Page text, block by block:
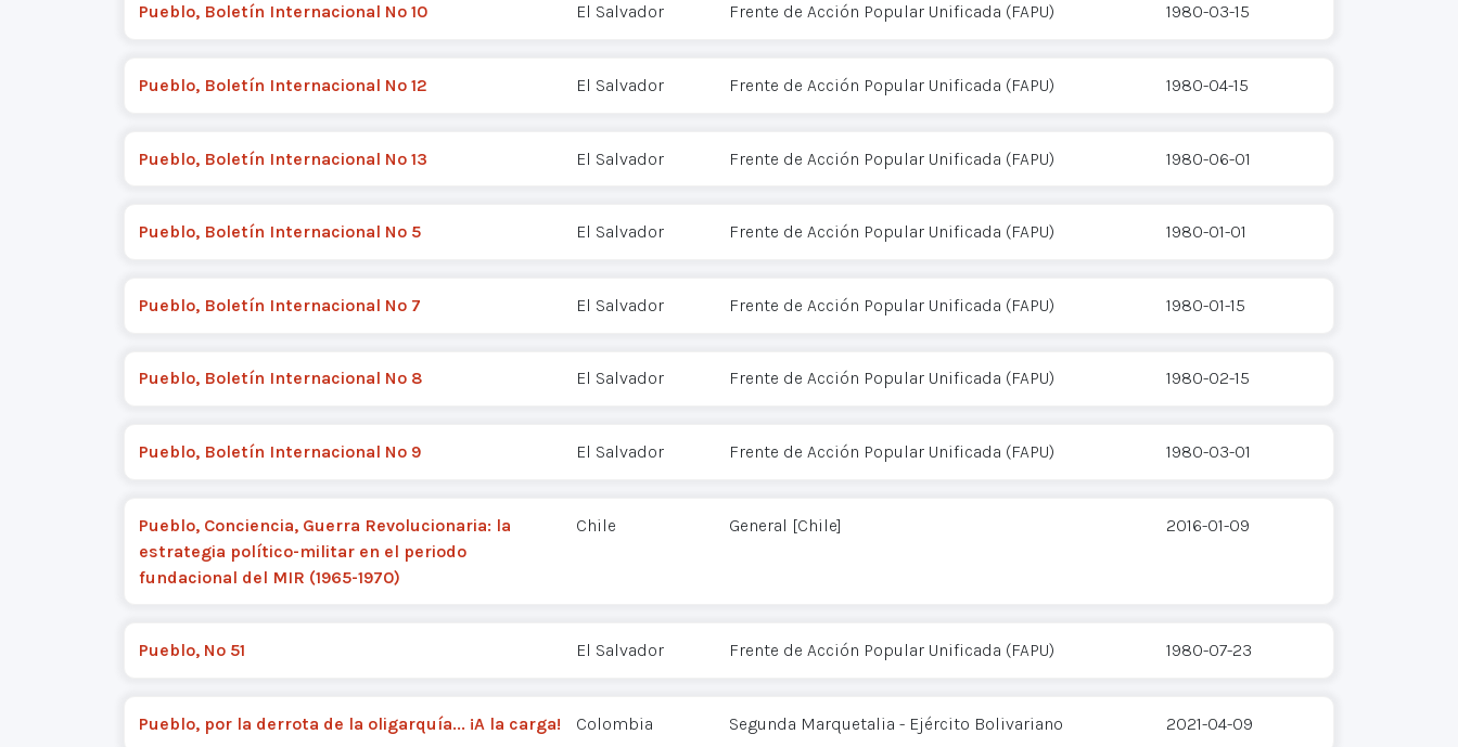
Pueblo, Boletín Internacional Nº 10 El Salvador Frente de Acción Popular Unificada (FAPU) 1980-03-15
Pueblo, Boletín Internacional Nº 12 El Salvador Frente de Acción Popular Unificada (FAPU) 1980-04-15
Pueblo, Boletín Internacional Nº 13 El Salvador Frente de Acción Popular Unificada (FAPU) 1980-06-01
Pueblo, Boletín Internacional Nº 5 El Salvador Frente de Acción Popular Unificada (FAPU) 1980-01-01
Pueblo, Boletín Internacional Nº 7 El Salvador Frente de Acción Popular Unificada (FAPU) 1980-01-15
Pueblo, Boletín Internacional Nº 8 El Salvador Frente de Acción Popular Unificada (FAPU) 1980-02-15
Pueblo, Boletín Internacional Nº 9 El Salvador Frente de Acción Popular Unificada (FAPU) 1980-03-01
Pueblo, Conciencia, Guerra Revolucionaria: la
estrategia político-militar en el periodo
fundacional del MIR (1965-1970)
Chile General [Chile] 2016-01-09
Pueblo, Nº 51 El Salvador Frente de Acción Popular Unificada (FAPU) 1980-07-23
Pueblo, por la derrota de la oligarquía... ¡A la carga! Colombia Segunda Marquetalia - Ejército Bolivariano 2021-04-09